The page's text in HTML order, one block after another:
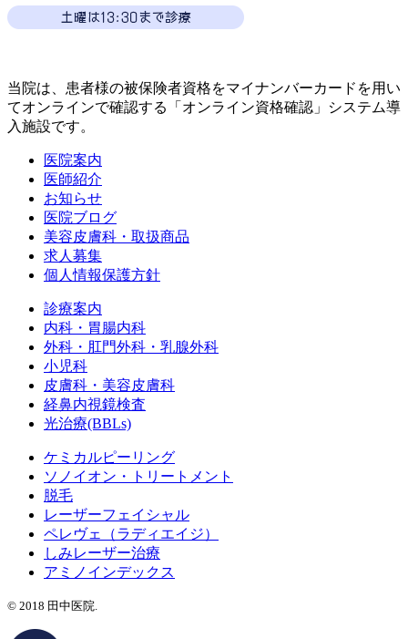
当院は、患者様の被保険者資格をマイナンバーカードを用い
てオンラインで確認する「オンライン資格確認」システム導
入施設です。
医院案内
医師紹介
お知らせ
医院ブログ
美容皮膚科・取扱商品
求人募集
個人情報保護方針
診療案内
内科・胃腸内科
外科・肛門外科・乳腺外科
小児科
皮膚科・美容皮膚科
経鼻内視鏡検査
光治療(BBLs)
ケミカルピーリング
ソノイオン・トリートメント
脱毛
レーザーフェイシャル
ペレヴェ（ラディエイジ）
しみレーザー治療
アミノインデックス
©️ 2018 田中医院.